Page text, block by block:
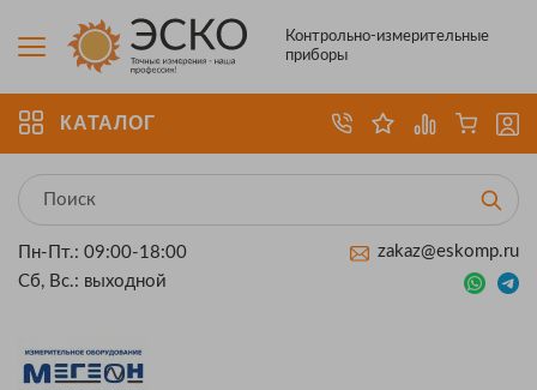
Контрольно-измерительные
приборы
КАТАЛОГ
Пн-Пт.: 09:00-18:00
Сб, Вс.: выходной
zakaz@eskomp.ru